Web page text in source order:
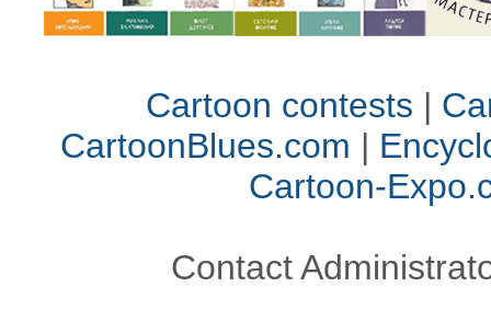
Cartoon contests |
CartoonBlues.com |
Cartoon-
Contact